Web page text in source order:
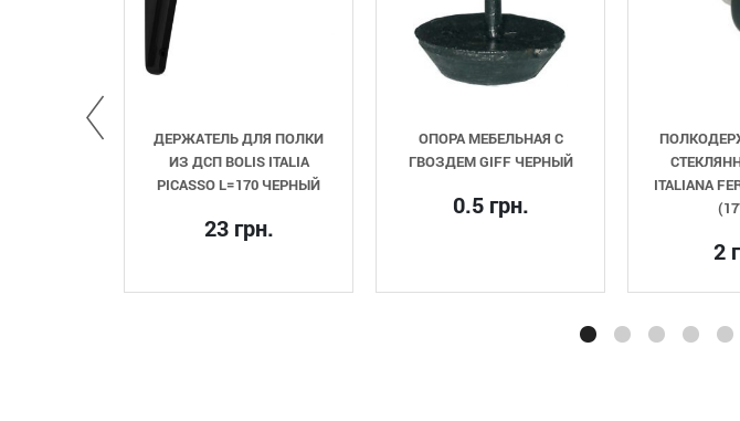
ДЕРЖАТЕЛЬ ДЛЯ ПОЛКИ
ИЗ ДСП BOLIS ITALIA
PICASSO L=170 ЧЕРНЫЙ
ОПОРА МЕБЕЛЬНАЯ С
ГВОЗДЕМ GIFF ЧЕРНЫЙ
ПОЛКОДЕРЖАТЕЛЬ ДЛЯ
СТЕКЛЯННОЙ ПОЛКИ
ITALIANA FERRAMENTA OR